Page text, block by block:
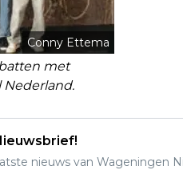
Conny Ettema
met
nieuws van Wageningen